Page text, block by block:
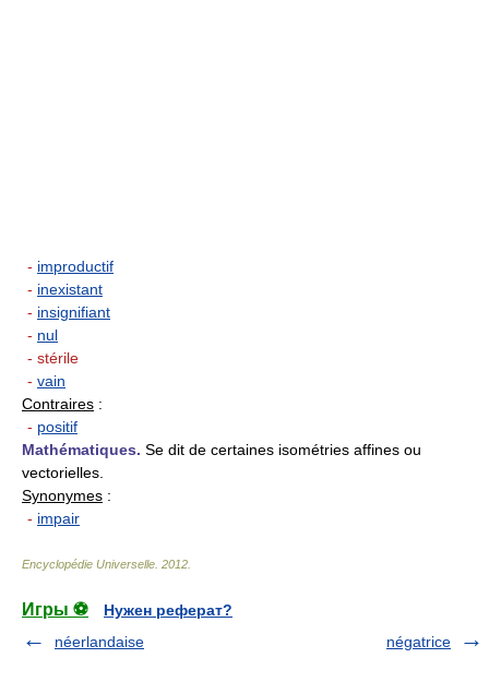
- improductif
- inexistant
- insignifiant
- nul
- stérile
- vain
Contraires :
- positif
Mathématiques. Se dit de certaines isométries affines ou
vectorielles.
Synonymes :
- impair
Encyclopédie Universelle 2012
Игры ⚽
Нужен реферат?
néerlandaise
négatrice